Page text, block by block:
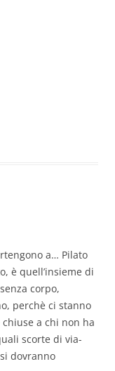
a… Pilato
è quell’insieme di
corpo,
perchè ci stanno
a chi non ha
scorte di via-
dovranno